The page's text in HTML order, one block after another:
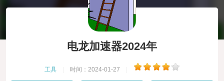
电龙加速器2024年
工具 时间：2024-01-27